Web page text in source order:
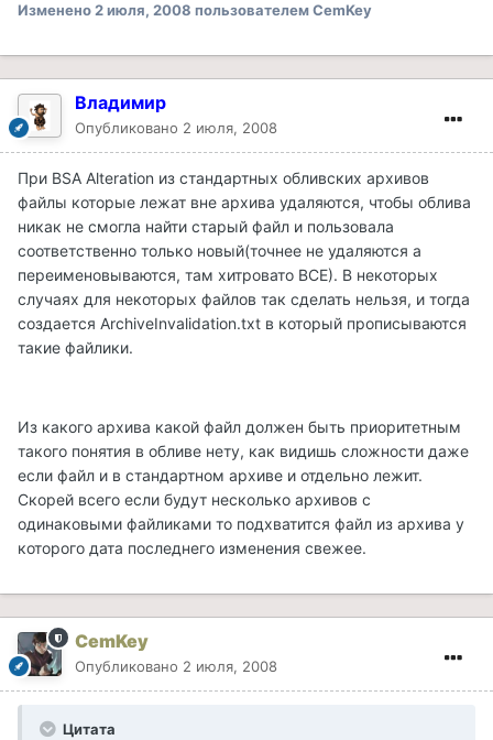
Изменено2 июля, 2008 пользователем CemKey
Владимир
Опубликовано 2 июля, 2008
При BSA Alteration из стандартных обливских архивов
файлы которые лежат вне архива удаляются, чтобы облива
никак не смогла найти старый файл и пользовала
соответственно только новый(точнее не удаляются а
переименовываются, там хитровато ВСЕ). В некоторых
случаях для некоторых файлов так сделать нельзя, и тогда
создается ArchiveInvalidation.txt в который прописываются
такие файлики.
Из какого архива какой файл должен быть приоритетным
такого понятия в обливе нету, как видишь сложности даже
если файл и в стандартном архиве и отдельно лежит.
Скорей всего если будут несколько архивов с
одинаковыми файликами то подхватится файл из архива у
которого дата последнего изменения свежее.
CemKey
Опубликовано 2 июля, 2008
Цитата